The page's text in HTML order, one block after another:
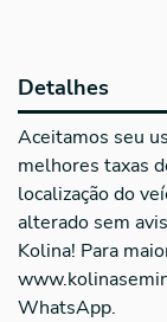
Detalhes
Aceitamos seu
melhores taxas
localização do
alterado sem
Kolina! Para
WhatsApp.